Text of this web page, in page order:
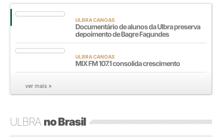
ULBRA CANOAS
Documentário de alunos da Ulbra preserva
depoimento de Bagre Fagundes
ULBRA CANOAS
MIX FM 107.1 consolida crescimento
ver mais »
ULBRA no Brasil